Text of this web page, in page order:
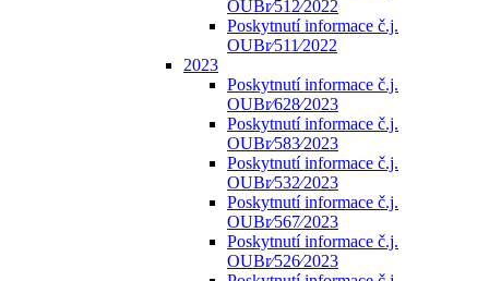
OUBr⁄512⁄2022
Poskytnutí informace č.j.
OUBr⁄511⁄2022
2023
Poskytnutí informace č.j.
OUBr⁄628⁄2023
Poskytnutí informace č.j.
OUBr⁄583⁄2023
Poskytnutí informace č.j.
OUBr⁄532⁄2023
Poskytnutí informace č.j.
OUBr⁄567⁄2023
Poskytnutí informace č.j.
OUBr⁄526⁄2023